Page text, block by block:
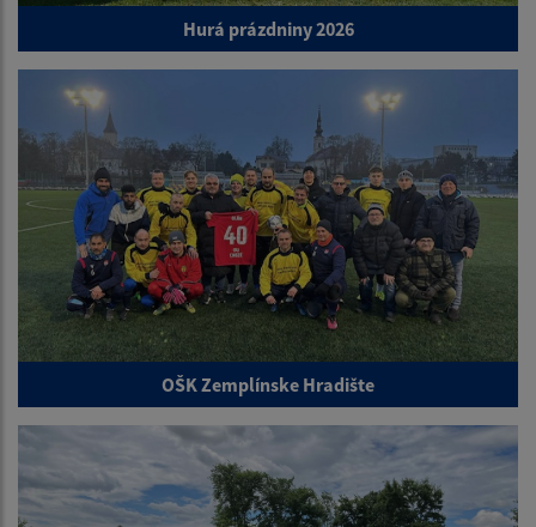
Hurá prázdniny 2026
OŠK Zemplínske Hradište